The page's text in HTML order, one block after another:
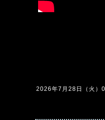
2026年7月28日（火）